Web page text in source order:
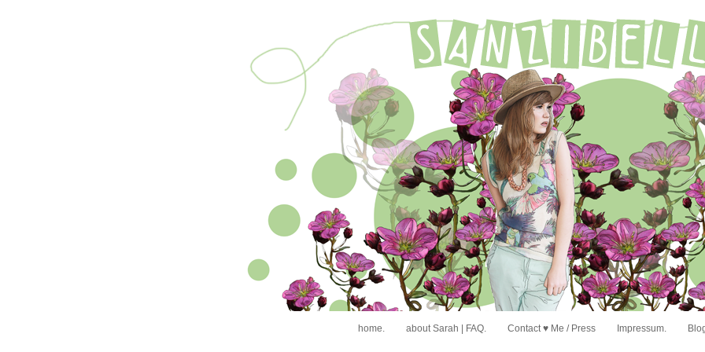
home. about Sarah | FAQ. Contact ♥ Me / Press Impressum.